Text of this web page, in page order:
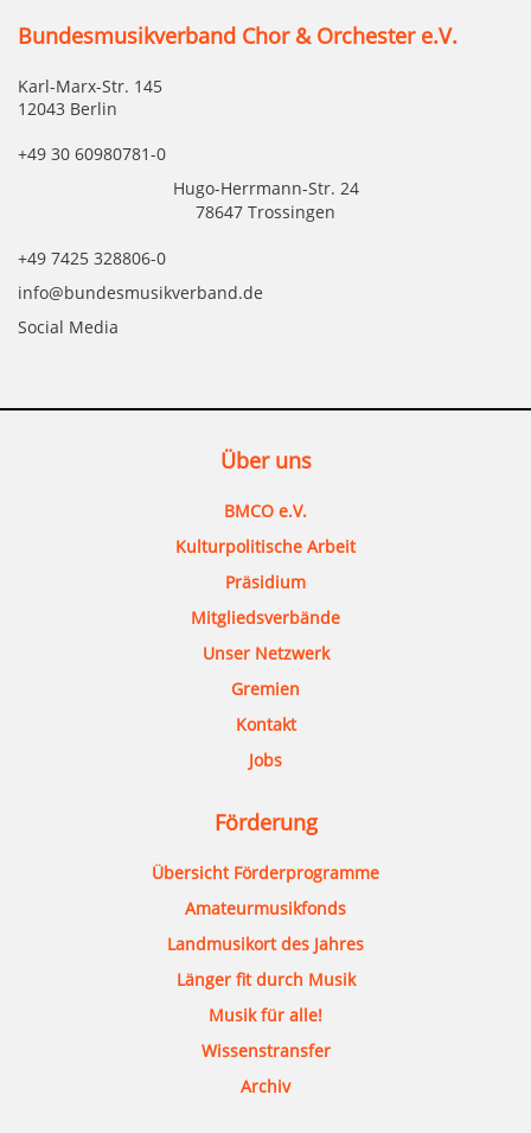
Bundesmusikverband Chor & Orchester e.V.
Karl-Marx-Str. 145
12043 Berlin
+49 30 60980781-0
Hugo-Herrmann-Str. 24
78647 Trossingen
+49 7425 328806-0
info@bundesmusikverband.de
Social Media
Über uns
BMCO e.V.
Kulturpolitische Arbeit
Präsidium
Mitgliedsverbände
Unser Netzwerk
Gremien
Kontakt
Jobs
Förderung
Übersicht Förderprogramme
Amateurmusikfonds
Landmusikort des Jahres
Länger fit durch Musik
Musik für alle!
Wissenstransfer
Archiv